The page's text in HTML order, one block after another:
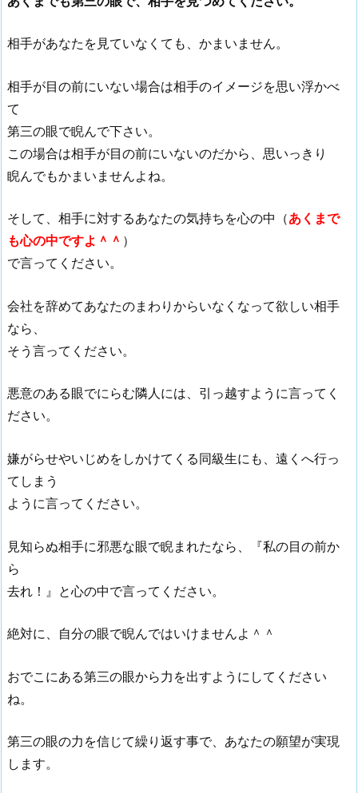
相手があなたを見ていなくても、かまいません。
相手が目の前にいない場合は相手のイメージを思い浮かべ
て
第三の眼で睨んで下さい。
この場合は相手が目の前にいないのだから、思いっきり
睨んでもかまいませんよね。
そして、相手に対するあなたの気持ちを心の中（あくまで
も心の中ですよ＾＾ ）
で言ってください。
会社を辞めてあなたのまわりからいなくなって欲しい相手
なら、
そう言ってください。
悪意のある眼でにらむ隣人には、引っ越すように言ってく
ださい。
嫌がらせやいじめをしかけてくる同級生にも、遠くへ行っ
てしまう
ように言ってください。
見知らぬ相手に邪悪な眼で睨まれたなら、『私の目の前か
ら
去れ！』と心の中で言ってください。
絶対に、自分の眼で睨んではいけませんよ＾＾
おでこにある第三の眼から力を出すようにしてください
ね。
第三の眼の力を信じて繰り返す事で、あなたの願望が実現
します。